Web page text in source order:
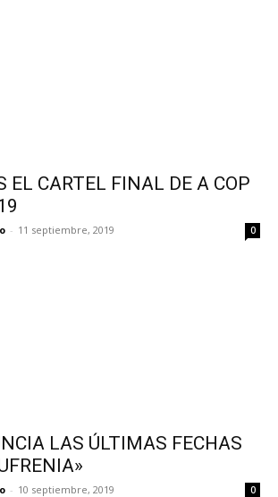
EL CARTEL FINAL DE A COP
- 11 septiembre, 2019 0
LAS ÚLTIMAS FECHAS
- 10 septiembre, 2019 0